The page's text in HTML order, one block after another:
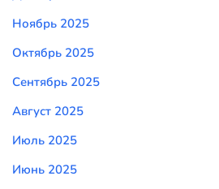
Ноябрь 2025
Октябрь 2025
Сентябрь 2025
Август 2025
Июль 2025
Июнь 2025